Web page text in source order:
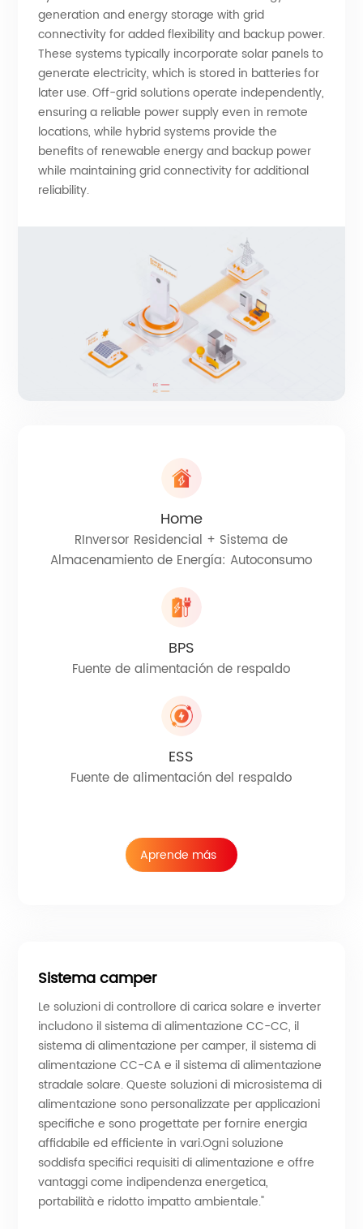
generation and energy storage with grid
connectivity for added flexibility and backup power.
These systems typically incorporate solar panels to
generate electricity, which is stored in batteries for
later use. Off-grid solutions operate independently,
ensuring a reliable power supply even in remote
locations, while hybrid systems provide the
benefits of renewable energy and backup power
while maintaining grid connectivity for additional
reliability.
Home
RInversor Residencial + Sistema de
Almacenamiento de Energía: Autoconsumo
BPS
Fuente de alimentación de respaldo
ESS
Fuente de alimentación del respaldo
Aprende más
Sistema camper
Le soluzioni di controllore di carica solare e inverter
includono il sistema di alimentazione CC-CC, il
sistema di alimentazione per camper, il sistema di
alimentazione CC-CA e il sistema di alimentazione
stradale solare. Queste soluzioni di microsistema di
alimentazione sono personalizzate per applicazioni
specifiche e sono progettate per fornire energia
affidabile ed efficiente in vari.Ogni soluzione
soddisfa specifici requisiti di alimentazione e offre
vantaggi come indipendenza energetica,
portabilità e ridotto impatto ambientale."